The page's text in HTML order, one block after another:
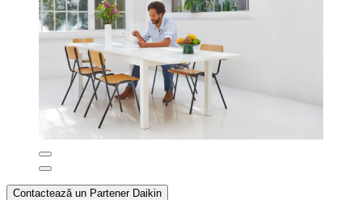
Contactează un Partener Daikin